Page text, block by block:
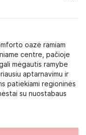
oazė ramiam
centre, pačioje
mėgautis ramybe
aptarnavimu ir
patiekiami regioninės
su nuostabaus